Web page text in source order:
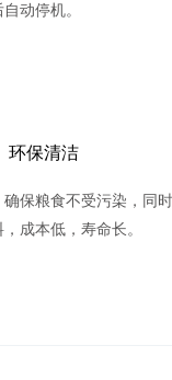
动停机。
环保清洁
保粮食不受污染，同
成本低，寿命长。